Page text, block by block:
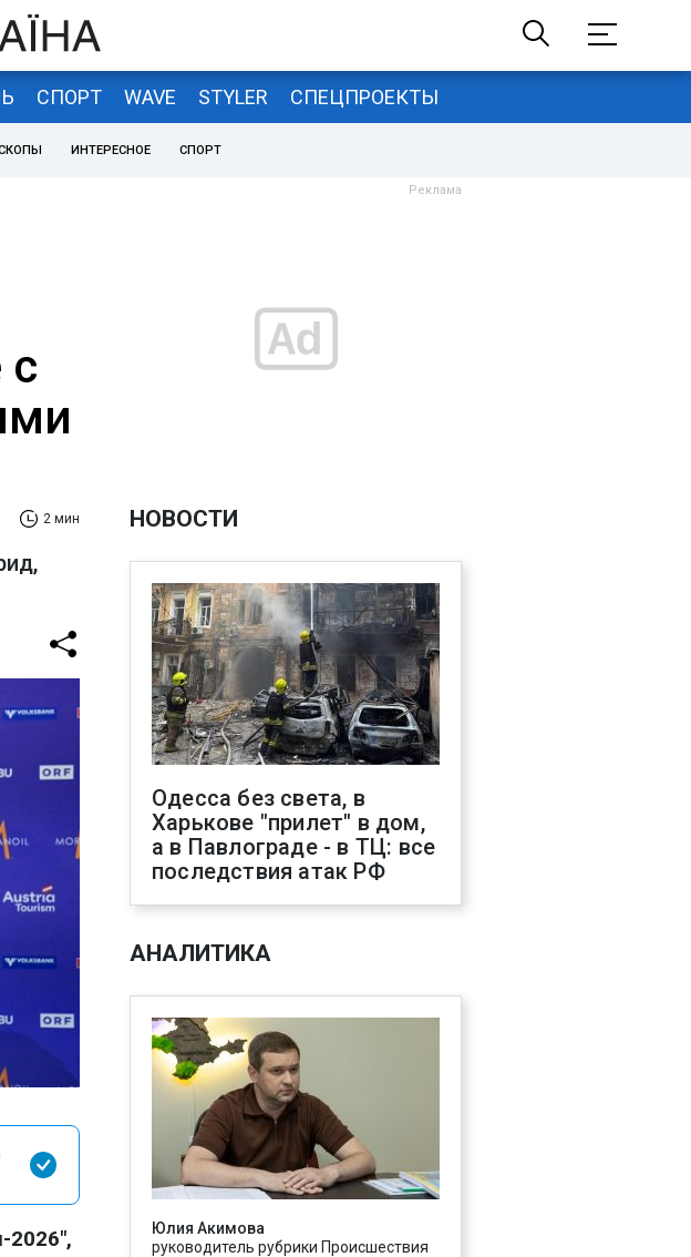
СПОРТ WAVE STYLER СПЕЦПРОЕКТЫ
ИНТЕРЕСНОЕ СПОРТ
с
2 мин
2026",
НОВОСТИ
Одесса без света, в
Харькове "прилет" в дом,
а в Павлограде - в ТЦ: все
последствия атак РФ
АНАЛИТИКА
Юлия Акимова
руководитель рубрики Происшествия